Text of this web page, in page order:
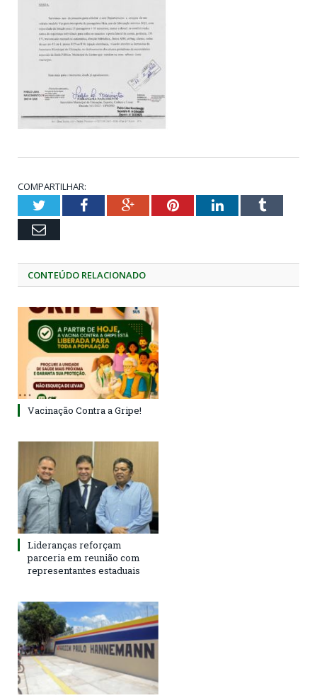
COMPARTILHAR:
TwitterFacebookGoogle+PinterestLinkedInTumblr
Email
CONTEÚDO RELACIONADO
Vacinação Contra a Gripe!
Lideranças reforçam
parceria em reunião com
representantes estaduais